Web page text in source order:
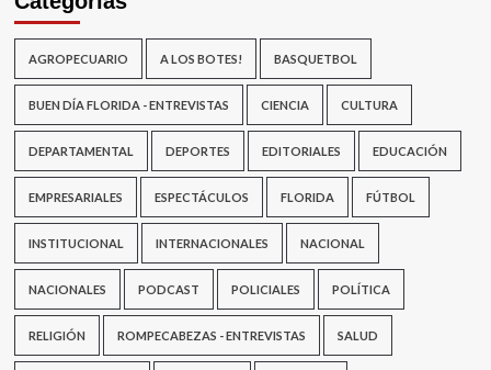
AGROPECUARIO A LOS BOTES! BASQUETBOL
BUEN DÍA FLORIDA - ENTREVISTAS CIENCIA CULTURA
DEPARTAMENTAL DEPORTES EDITORIALES EDUCACIÓN
EMPRESARIALES ESPECTÁCULOS FLORIDA FÚTBOL
INSTITUCIONAL INTERNACIONALES NACIONAL
NACIONALES PODCAST POLICIALES POLÍTICA
RELIGIÓN ROMPECABEZAS - ENTREVISTAS SALUD